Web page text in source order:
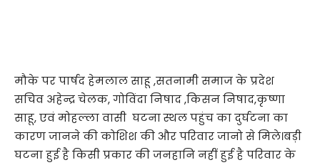
मौके पर पार्षद हेमलाल साहू ,सतनामी समाज के प्रदेश
सचिव अहेन्द्र चेलक, गोविंदा निषाद ,किसन निषाद,कृष्णा
साहू, एवं मोहल्ला वासी घटना स्थल पहुंच का दुर्घटना का
कारण जानने की कोशिश की और परिवार जानो से मिले।बड़ी
घटना हुई है किसी प्रकार की जनहानि नहीं हुई है परिवार के